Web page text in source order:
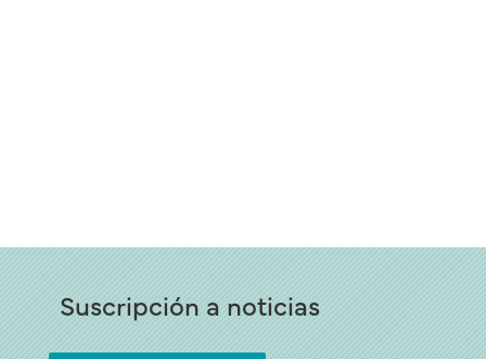
Suscripción a noticias